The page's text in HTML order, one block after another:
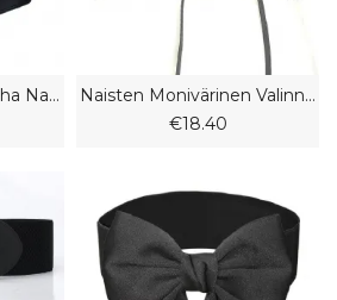
Joustava Vyötärönauha Naisten Leveä Vyö
Naisten Monivärinen Valinnainen Leveä Vyötärövyö Pitsikoriste Vyö Vyö
€18.40